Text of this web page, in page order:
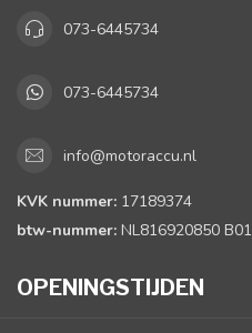
073-6445734
073-6445734
info@motoraccu.nl
KVK nummer: 17189374
btw-nummer: NL816920850 B01
OPENINGSTIJDEN